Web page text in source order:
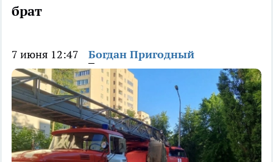
брат
7 июня 12:47 Богдан Пригодный